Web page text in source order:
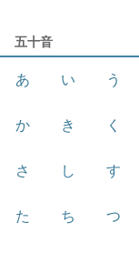
五十音
あ い う
か き く
さ し す
た ち つ